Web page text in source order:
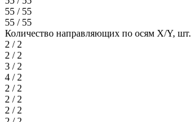
55 / 55
55 / 55
Количество направляющих по осям X/Y, шт.
2 / 2
2 / 2
3 / 2
4 / 2
2 / 2
2 / 2
2 / 2